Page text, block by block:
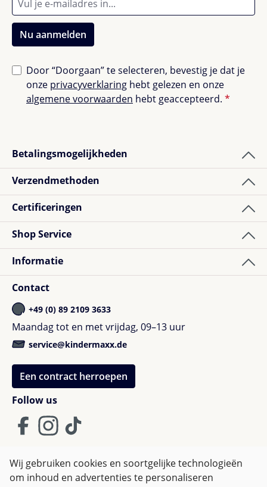
Nu aanmelden
Door “Doorgaan” te selecteren, bevestig je dat je
onze privacyverklaring hebt gelezen en onze
algemene voorwaarden hebt geaccepteerd. *
Betalingsmogelijkheden
Verzendmethoden
Certificeringen
Follow us
Shop Service
Informatie
Contact
+49 (0) 89 2109 3633
Maandag tot en met vrijdag, 09–13 uur
service@kindermaxx.de
Een contract herroepen
Algemene Voorwaarden
Wij gebruiken cookies en soortgelijke technologieën
om inhoud en advertenties te personaliseren